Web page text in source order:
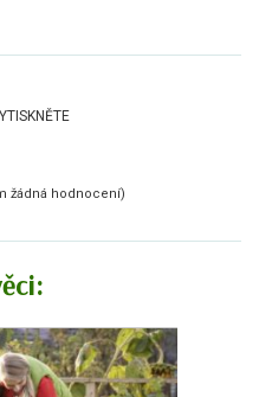
žádná hodnocení)